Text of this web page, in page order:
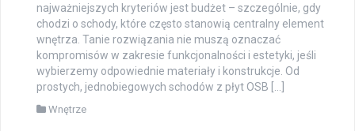
najważniejszych kryteriów jest budżet – szczególnie, gdy
chodzi o schody, które często stanowią centralny element
wnętrza. Tanie rozwiązania nie muszą oznaczać
kompromisów w zakresie funkcjonalności i estetyki, jeśli
wybierzemy odpowiednie materiały i konstrukcje. Od
prostych, jednobiegowych schodów z płyt OSB […]
Wnętrze